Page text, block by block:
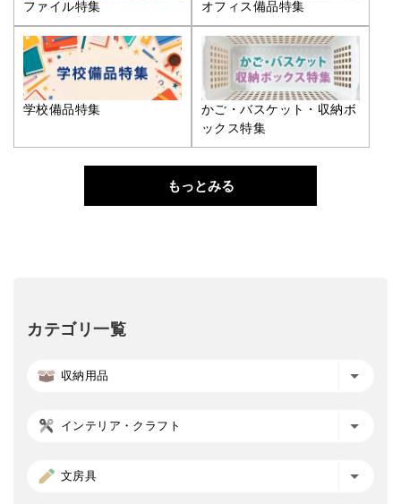
ファイル特集 オフィス備品特集
学校備品特集
かご・バスケット・収納ボ
ックス特集
もっとみる
カテゴリ一覧
収納用品
インテリア・クラフト
文房具